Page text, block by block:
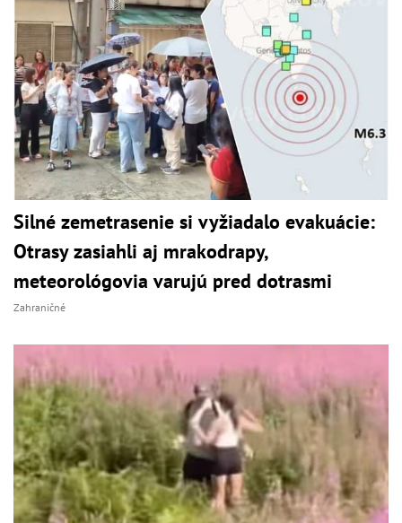
Silné zemetrasenie si vyžiadalo evakuácie:
Otrasy zasiahli aj mrakodrapy,
meteorológovia varujú pred dotrasmi
Zahraničné